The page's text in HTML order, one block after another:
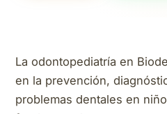
La odontopediatría en
en la prevención,
problemas dentales en